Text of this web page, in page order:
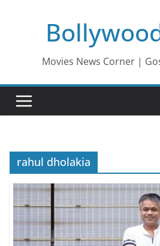
Movies News Corner |
rahul dholakia